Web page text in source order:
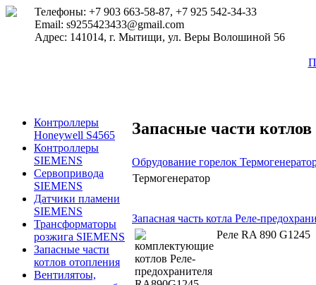
Телефоны: +7 903 663-58-87, +7 925 542-34-33
Email: s9255423433@gmail.com
Адрес: 141014, г. Мытищи, ул. Веры Волошиной 56
Контроллеры
Honeywell S4565
Контроллеры
SIEMENS
Сервопривода
SIEMENS
Датчики пламени
SIEMENS
Трансформаторы
розжига SIEMENS
Запасные части
котлов отопления
Вентилятоы,
Запасные части
Обрудование горелок
Термогенератор
Запасная часть котла Реле-
Реле RA 890 G1245